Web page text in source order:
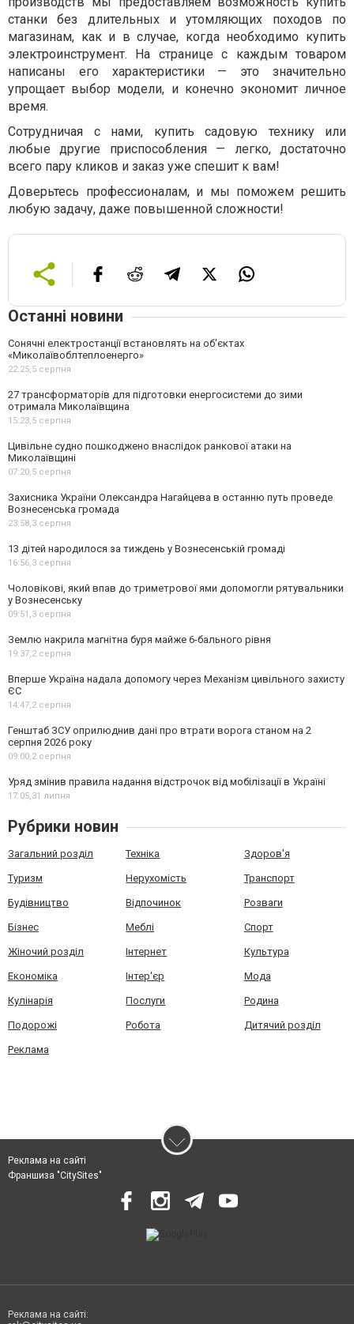
станки без длительных и утомляющих походов по
магазинам, как и в случае, когда необходимо купить
электроинструмент. На странице с каждым товаром
написаны его характеристики — это значительно
упрощает выбор модели, и конечно экономит личное
время.
Сотрудничая с нами, купить садовую технику или
любые другие приспособления — легко, достаточно
всего пару кликов и заказ уже спешит к вам!
Доверьтесь профессионалам, и мы поможем решить
любую задачу, даже повышенной сложности!
Останні новини
Сонячні електростанції встановлять на об'єктах
«Миколаївоблтеплоенерго»
22:25,5 серпня
27 трансформаторів для підготовки енергосистеми до зими
отримала Миколаївщина
15:23,5 серпня
Цивільне судно пошкоджено внаслідок ранкової атаки на
Миколаївщині
07:20,5 серпня
Захисника України Олександра Нагайцева в останню путь проведе
Вознесенська громада
23:58,3 серпня
13 дітей народилося за тиждень у Вознесенській громаді
16:56,3 серпня
Чоловікові, який впав до триметрової ями допомогли рятувальники
у Вознесенську
09:51,3 серпня
Землю накрила магнітна буря майже 6-бального рівня
19:37,2 серпня
Вперше Україна надала допомогу через Механізм цивільного захисту
ЄС
14:47,2 серпня
Генштаб ЗСУ оприлюднив дані про втрати ворога станом на 2
серпня 2026 року
09:00,2 серпня
Уряд змінив правила надання відстрочок від мобілізації в Україні
17:05,31 липня
Рубрики новин
Загальний розділ Техніка Здоров'я
Туризм Нерухомість Транспорт
Будівництво Відпочинок Розваги
Бізнес Меблі Спорт
Жіночий розділ Інтернет Культура
Економіка Інтер'єр Мода
Кулінарія Послуги Родина
Подорожі Робота Дитячий розділ
Реклама
Реклама на сайті
Франшиза "CitySites"
Реклама на сайті: